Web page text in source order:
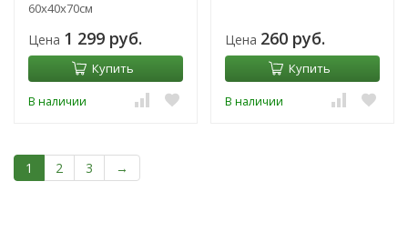
60х40х70см
Цена 1 299 руб.
Купить
В наличии
Цена 260 руб.
Купить
В наличии
1 2 3 →